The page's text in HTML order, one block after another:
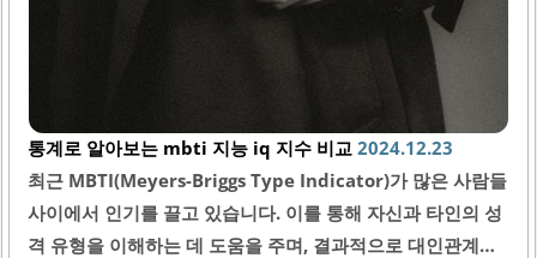
통계로 알아보는 mbti 지능 iq 지수 비교 2024.12.23
최근 MBTI(Meyers-Briggs Type Indicator)가 많은 사람들
사이에서 인기를 끌고 있습니다. 이를 통해 자신과 타인의 성
격 유형을 이해하는 데 도움을 주며, 결과적으로 대인관계에